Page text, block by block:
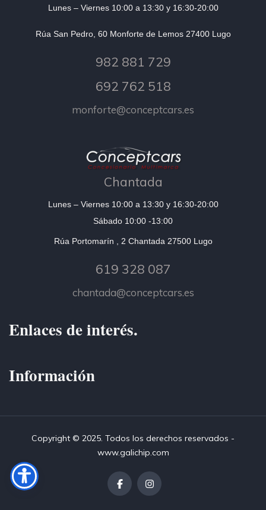
Lunes – Viernes 10:00 a 13:30 y 16:30-20:00
Rúa San Pedro, 60 Monforte de Lemos 27400 Lugo
982 881 729
692 762 518
monforte@conceptcars.es
Chantada
Lunes – Viernes 10:00 a 13:30 y 16:30-20:00
Sábado 10:00 -13:00
Rúa Portomarín , 2 Chantada 27500 Lugo
619 328 087
chantada@conceptcars.es
Enlaces de interés.
Información
Copyright © 2025. Todos los derechos reservados -
www.galichip.com